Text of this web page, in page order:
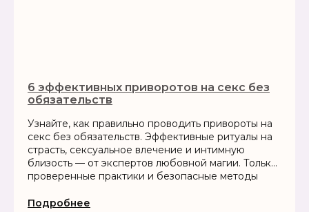
6 эффективных приворотов на секс без
обязательств
Узнайте, как правильно проводить привороты на
секс без обязательств. Эффективные ритуалы на
страсть, сексуальное влечение и интимную
близость — от экспертов любовной магии. Только
проверенные практики и безопасные методы
Подробнее